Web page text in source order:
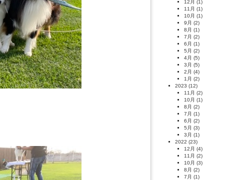
12月 (1)
11月 (1)
10月 (1)
9月 (2)
8月 (1)
7月 (2)
6月 (1)
5月 (2)
4月 (5)
3月 (5)
2月 (4)
1月 (2)
2023 (12)
11月 (2)
10月 (1)
8月 (2)
7月 (1)
6月 (2)
5月 (3)
3月 (1)
2022 (23)
12月 (4)
11月 (2)
10月 (3)
8月 (2)
7月 (1)